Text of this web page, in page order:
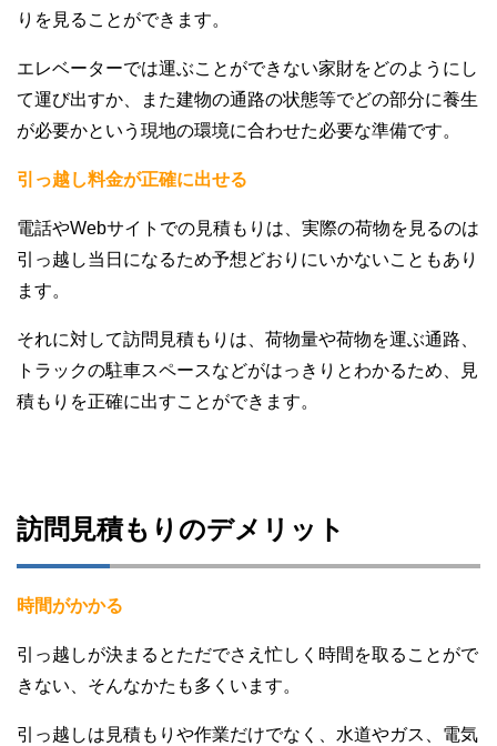
りを見ることができます。
エレベーターでは運ぶことができない家財をどのようにし
て運び出すか、また建物の通路の状態等でどの部分に養生
が必要かという現地の環境に合わせた必要な準備です。
引っ越し料金が正確に出せる
電話やWebサイトでの見積もりは、実際の荷物を見るのは
引っ越し当日になるため予想どおりにいかないこともあり
ます。
それに対して訪問見積もりは、荷物量や荷物を運ぶ通路、
トラックの駐車スペースなどがはっきりとわかるため、見
積もりを正確に出すことができます。
訪問見積もりのデメリット
時間がかかる
引っ越しが決まるとただでさえ忙しく時間を取ることがで
きない、そんなかたも多くいます。
引っ越しは見積もりや作業だけでなく、水道やガス、電気